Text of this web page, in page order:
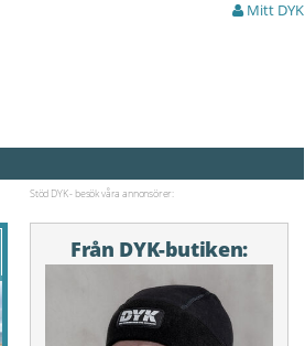
Mitt DYK
Stöd DYK - besök våra annonsörer:
Från DYK-butiken: